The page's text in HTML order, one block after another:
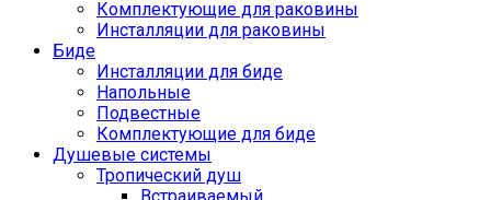
Комплектующие для раковины
Инсталляции для раковины
Биде
Инсталляции для биде
Напольные
Подвестные
Комплектующие для биде
Душевые системы
Тропический душ